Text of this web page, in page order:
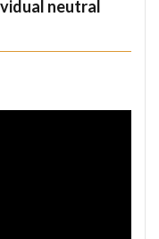
neutral